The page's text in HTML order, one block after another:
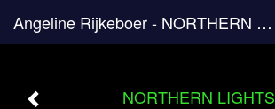
Angeline Rijkeboer - NORTHERN LIGHTS
NORTHERN LIGHTS